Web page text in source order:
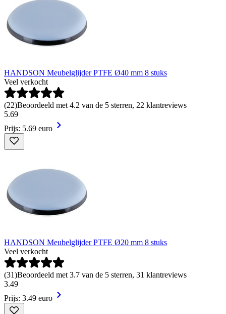
HANDSON Meubelglijder PTFE Ø40 mm 8 stuks
Veel verkocht
(22)Beoordeeld met 4.2 van de 5 sterren, 22 klantreviews
5.69
Prijs: 5.69 euro
HANDSON Meubelglijder PTFE Ø20 mm 8 stuks
Veel verkocht
(31)Beoordeeld met 3.7 van de 5 sterren, 31 klantreviews
3.49
Prijs: 3.49 euro